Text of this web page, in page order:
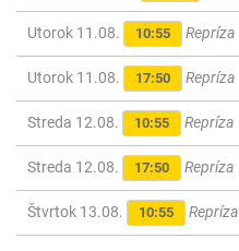
Utorok 11.08. 10:55 Repríza
Utorok 11.08. 17:50 Repríza
Streda 12.08. 10:55 Repríza
Streda 12.08. 17:50 Repríza
Štvrtok 13.08. 10:55 Repríza